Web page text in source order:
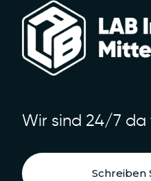
Wir sind 24/7 da
Schreiben